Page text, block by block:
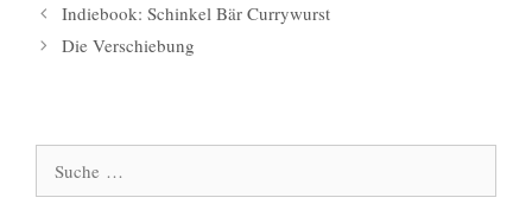
Indiebook: Schinkel Bär Currywurst
Die Verschiebung